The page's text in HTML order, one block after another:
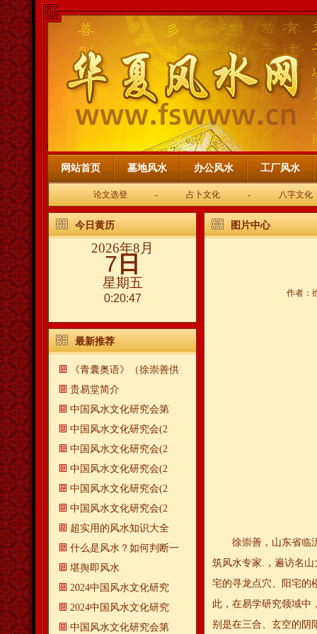
网站首页 墓地风水 办公风水 工厂风水
论文选登 - 占卜文化 - 八字文化
今日黄历
2026年8月
7 日
星期五
0:20:47
最新推荐
《青囊奥语》（徐崇善供
贵易堂简介
中国风水文化研究会第
中国风水文化研究会(2
中国风水文化研究会(2
中国风水文化研究会(2
中国风水文化研究会(2
中国风水文化研究会(2
超实用的风水知识大全
什么是风水？如何判断一
​堪舆即风水
2024中国风水文化研究
2024中国风水文化研究
中国风水文化研究会第
图片中心
作者：
徐崇善，山东省临
筑风水专家.，遍访名
宅的寻龙点穴、阳宅的
此，在易学研究领域中
别是在三合、玄空的阴